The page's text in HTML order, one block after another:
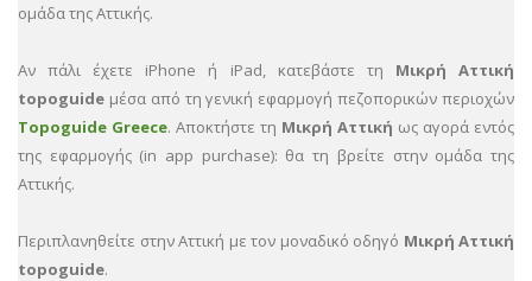
ομάδα της Αττικής.
Αν πάλι έχετε iPhone ή iPad, κατεβάστε τη Μικρή Αττική
topoguide μέσα από τη γενική εφαρμογή πεζοπορικών περιοχών
Topoguide Greece. Αποκτήστε τη Μικρή Αττική ως αγορά εντός
της εφαρμογής (in app purchase): θα τη βρείτε στην ομάδα της
Αττικής.
Περιπλανηθείτε στην Αττική με τον μοναδικό οδηγό Μικρή Αττική
topoguide.